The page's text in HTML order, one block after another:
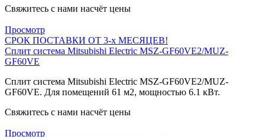
Свяжитесь с нами насчёт цены
Просмотр
СРОК ПОСТАВКИ ОТ 3-х МЕСЯЦЕВ!
Сплит система Mitsubishi Electric MSZ-GF60VE2/MUZ-
GF60VE
Сплит система Mitsubishi Electric MSZ-GF60VE2/MUZ-
GF60VE. Для помещений 61 м2, мощностью 6.1 кВт.
Свяжитесь с нами насчёт цены
Просмотр